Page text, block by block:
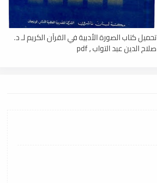
تحميل كتاب الصورة الأدبية في القرآن الكريم لـ د.
صلاح الدين عبد التواب , pdf